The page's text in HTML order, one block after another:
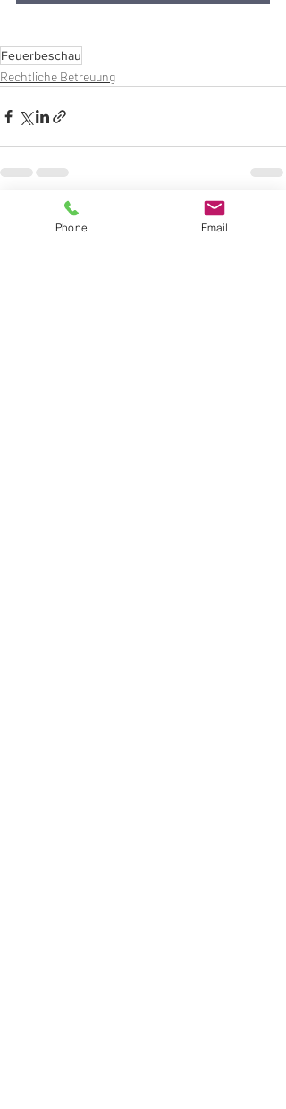
Feuerbeschau
Rechtliche Betreuung
Aktuelle Beiträge Alle ansehen
Phone Email